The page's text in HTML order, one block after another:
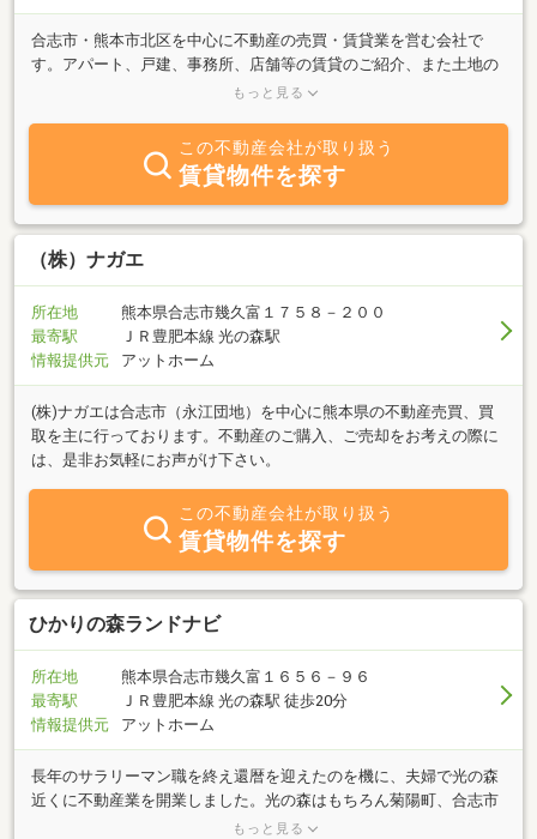
合志市・熊本市北区を中心に不動産の売買・賃貸業を営む会社で
す。アパート、戸建、事務所、店舗等の賃貸のご紹介、また土地の
造成・分譲販売や土地建物の売買など幅広くご対応させていただい
もっと見る
この不動産会社が取り扱う
賃貸物件を探す
（株）ナガエ
所在地
熊本県合志市幾久富１７５８－２００
最寄駅
ＪＲ豊肥本線 光の森駅
情報提供元
アットホーム
(株)ナガエは合志市（永江団地）を中心に熊本県の不動産売買、買
取を主に行っております。不動産のご購入、ご売却をお考えの際に
は、是非お気軽にお声がけ下さい。
この不動産会社が取り扱う
賃貸物件を探す
ひかりの森ランドナビ
所在地
熊本県合志市幾久富１６５６－９６
最寄駅
ＪＲ豊肥本線 光の森駅 徒歩20分
情報提供元
アットホーム
長年のサラリーマン職を終え還暦を迎えたのを機に、夫婦で光の森
近くに不動産業を開業しました。光の森はもちろん菊陽町、合志市
を中心に、熊本県内一円の不動産の売買、仲介や賃貸を中心に、
もっと見る